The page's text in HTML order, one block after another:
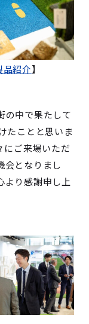
品紹介】
の中で果たして
たことと思いま
にご来場いただ
会となりまし
より感謝申し上